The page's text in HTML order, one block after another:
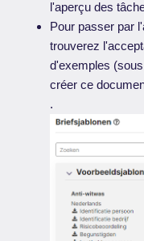
l'aperçu des
Pour passer par
trouverez
d'exemples
créer ce
.